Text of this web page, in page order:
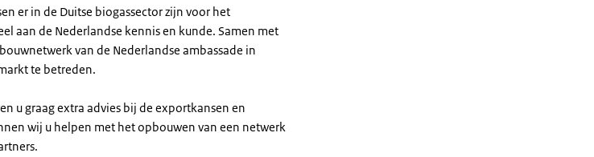
er in de Duitse biogassector zijn voor het
aan de Nederlandse kennis en kunde. Samen met
van de Nederlandse ambassade in
te betreden.
u graag extra advies bij de exportkansen en
wij u helpen met het opbouwen van een netwerk